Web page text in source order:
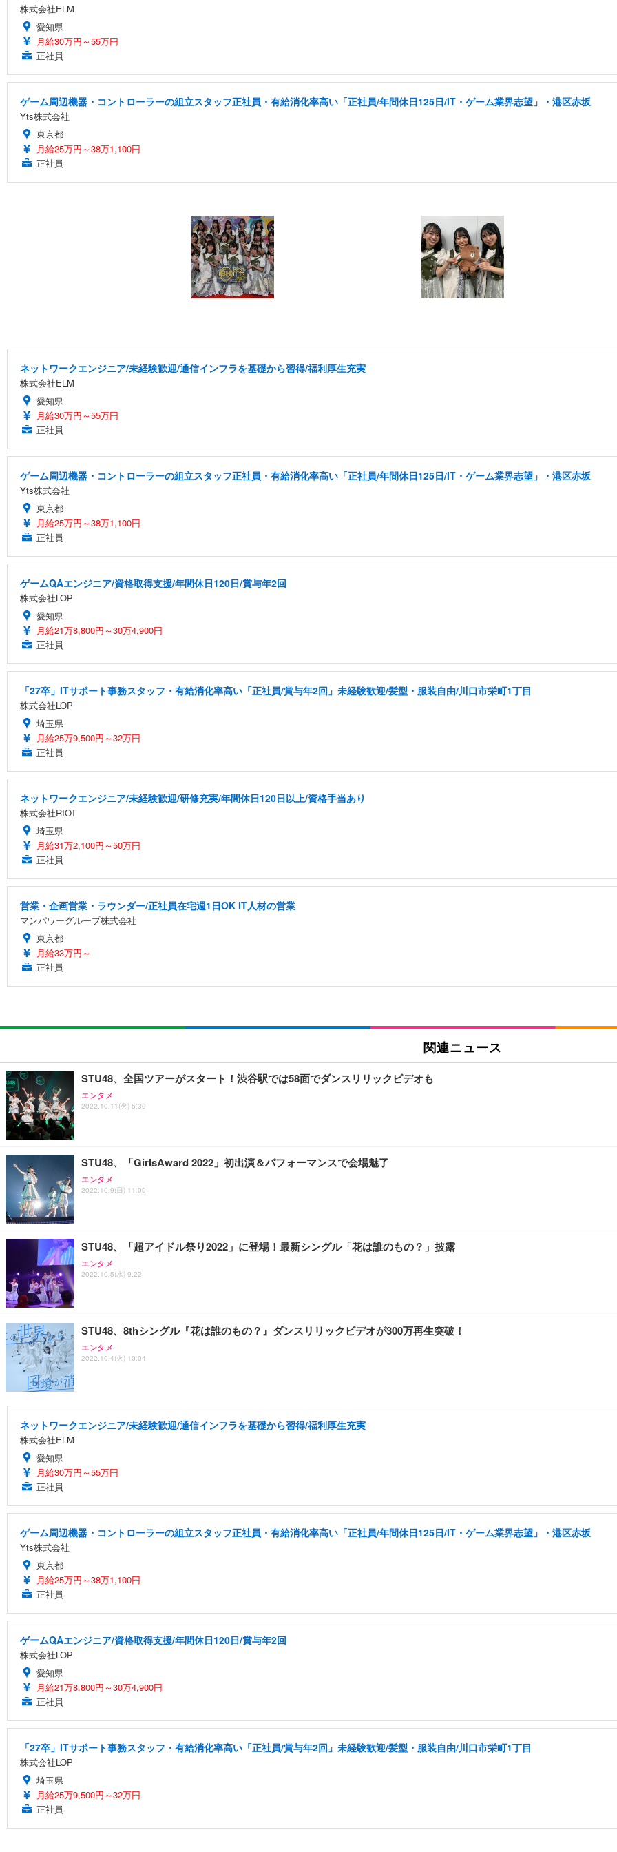
株式会社ELM
愛知県
月給30万円～55万円
正社員
ゲーム周辺機器・コントローラーの組立スタッフ正社員・有給消化率高い「正社員/年間休日125日/IT・ゲーム業界志望」・港区赤坂
Yts株式会社
東京都
月給25万円～38万1,100円
正社員
ネットワークエンジニア/未経験歓迎/通信インフラを基礎から習得/福利厚生充実
株式会社ELM
愛知県
月給30万円～55万円
正社員
ゲーム周辺機器・コントローラーの組立スタッフ正社員・有給消化率高い「正社員/年間休日125日/IT・ゲーム業界志望」・港区赤坂
Yts株式会社
東京都
月給25万円～38万1,100円
正社員
ゲームQAエンジニア/資格取得支援/年間休日120日/賞与年2回
株式会社LOP
愛知県
月給21万8,800円～30万4,900円
正社員
「27卒」ITサポート事務スタッフ・有給消化率高い「正社員/賞与年2回」未経験歓迎/髪型・服装自由/川口市栄町1丁目
株式会社LOP
埼玉県
月給25万9,500円～32万円
正社員
ネットワークエンジニア/未経験歓迎/研修充実/年間休日120日以上/資格手当あり
株式会社RIOT
埼玉県
月給31万2,100円～50万円
正社員
営業・企画営業・ラウンダー/正社員在宅週1日OK IT人材の営業
マンパワーグループ株式会社
東京都
月給33万円～
正社員
関連ニュース
STU48、全国ツアーがスタート！渋谷駅では58面でダンスリリックビデオも
エンタメ
2022.10.11(火) 5:30
STU48、「GirlsAward 2022」初出演＆パフォーマンスで会場魅了
エンタメ
2022.10.9(日) 11:00
STU48、「超アイドル祭り2022」に登場！最新シングル「花は誰のもの？」披露
エンタメ
2022.10.5(水) 9:22
STU48、8thシングル『花は誰のもの？』ダンスリリックビデオが300万再生突破！
エンタメ
2022.10.4(火) 10:04
ネットワークエンジニア/未経験歓迎/通信インフラを基礎から習得/福利厚生充実
株式会社ELM
愛知県
月給30万円～55万円
正社員
ゲーム周辺機器・コントローラーの組立スタッフ正社員・有給消化率高い「正社員/年間休日125日/IT・ゲーム業界志望」・港区赤坂
Yts株式会社
東京都
月給25万円～38万1,100円
正社員
ゲームQAエンジニア/資格取得支援/年間休日120日/賞与年2回
株式会社LOP
愛知県
月給21万8,800円～30万4,900円
正社員
「27卒」ITサポート事務スタッフ・有給消化率高い「正社員/賞与年2回」未経験歓迎/髪型・服装自由/川口市栄町1丁目
株式会社LOP
埼玉県
月給25万9,500円～32万円
正社員